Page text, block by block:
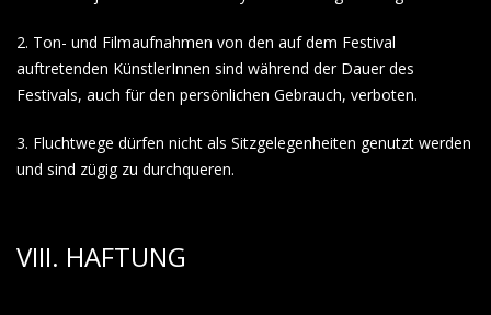
2. Ton- und Filmaufnahmen von den auf dem Festival
auftretenden KünstlerInnen sind während der Dauer des
Festivals, auch für den persönlichen Gebrauch, verboten.
3. Fluchtwege dürfen nicht als Sitzgelegenheiten genutzt werden
und sind zügig zu durchqueren.
VIII. HAFTUNG